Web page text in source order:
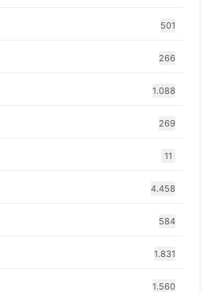
501
266
1.088
269
11
4.458
584
1.831
1.560